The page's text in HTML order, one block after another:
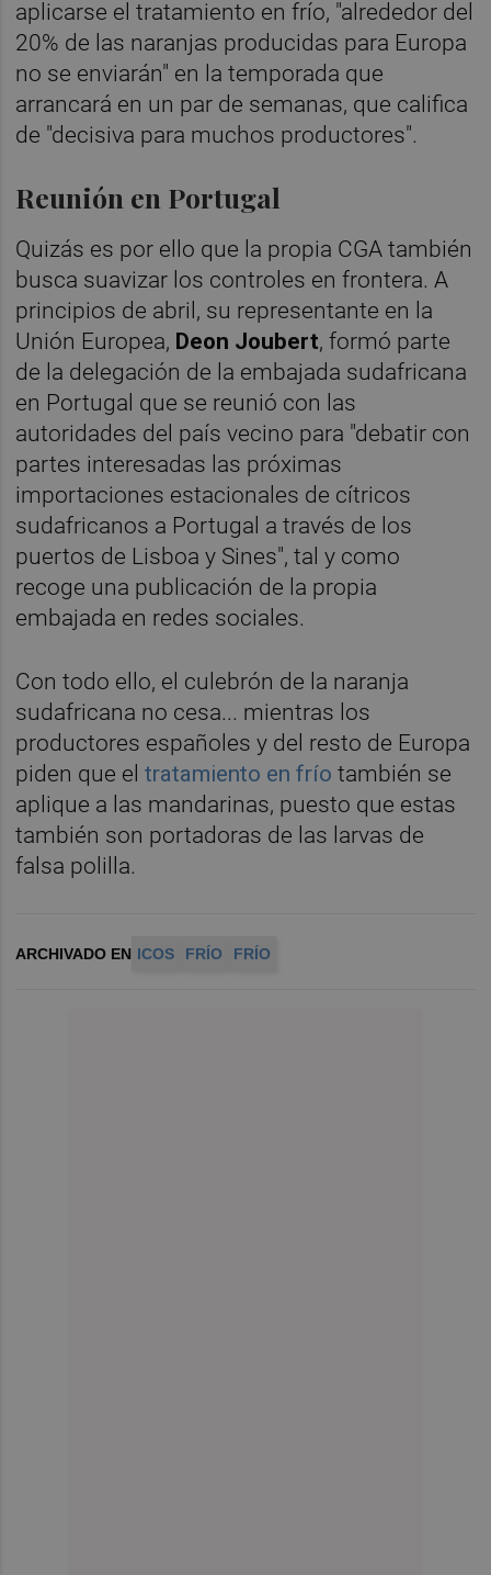
aplicarse el tratamiento en frío, "alrededor del
20% de las naranjas producidas para Europa
no se enviarán" en la temporada que
arrancará en un par de semanas, que califica
de "decisiva para muchos productores".
Reunión en Portugal
Quizás es por ello que la propia CGA también
busca suavizar los controles en frontera. A
principios de abril, su representante en la
Unión Europea, Deon Joubert, formó parte
de la delegación de la embajada sudafricana
en Portugal que se reunió con las
autoridades del país vecino para "debatir con
partes interesadas las próximas
importaciones estacionales de cítricos
sudafricanos a Portugal a través de los
puertos de Lisboa y Sines", tal y como
recoge una publicación de la propia
embajada en redes sociales.
Con todo ello, el culebrón de la naranja
sudafricana no cesa... mientras los
productores españoles y del resto de Europa
piden que eltratamiento en frío también se
aplique a las mandarinas, puesto que estas
también son portadoras de las larvas de
falsa polilla.
ARCHIVADO EN ICOS FRÍO FRÍO